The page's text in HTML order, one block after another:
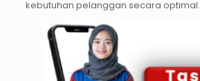
kebutuhan pelanggan secara optimal.